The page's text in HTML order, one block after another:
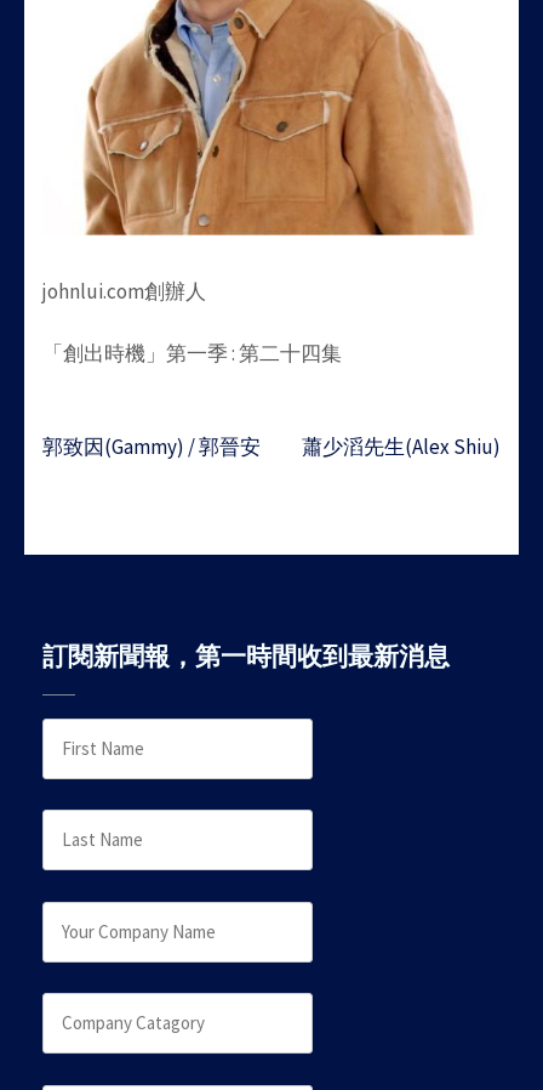
johnlui.com創辦人
「創出時機」第一季 : 第二十四集
Post
郭致因(Gammy) / 郭晉安 蕭少滔先生(Alex Shiu)
訂閱新聞報，第一時間收到最新消息